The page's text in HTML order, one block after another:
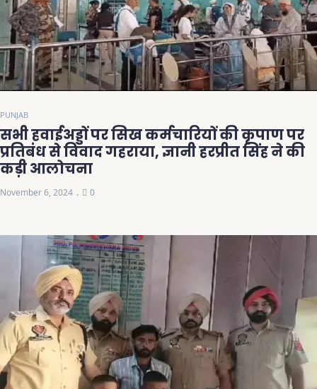
PUNJAB
सभी हवाईअड्डों पर सिख कर्मचारियों की कृपाण पर
प्रतिबंध से विवाद गहराया, ज्ञानी हरप्रीत सिंह ने की
कड़ी आलोचना
November 6, 2024 0